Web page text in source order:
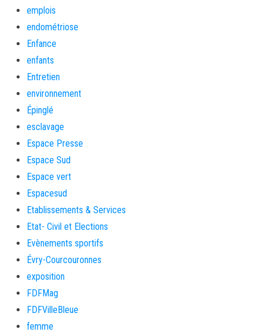
emplois
endométriose
Enfance
enfants
Entretien
environnement
Épinglé
esclavage
Espace Presse
Espace Sud
Espace vert
Espacesud
Etablissements & Services
Etat- Civil et Elections
Evènements sportifs
Évry-Courcouronnes
exposition
FDFMag
FDFVilleBleue
femme